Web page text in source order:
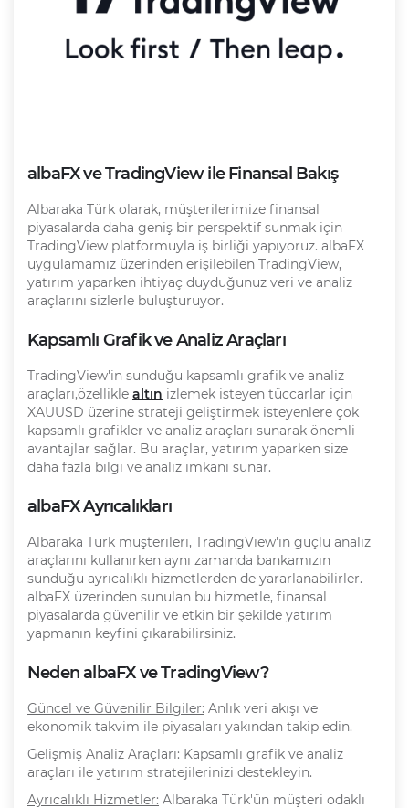
albaFX ve TradingView ile Finansal Bakış
Albaraka Türk olarak, müşterilerimize finansal
piyasalarda daha geniş bir perspektif sunmak için
TradingView platformuyla iş birliği yapıyoruz. albaFX
uygulamamız üzerinden erişilebilen TradingView,
yatırım yaparken ihtiyaç duyduğunuz veri ve analiz
araçlarını sizlerle buluşturuyor.
Kapsamlı Grafik ve Analiz Araçları
TradingView'in sunduğu kapsamlı grafik ve analiz
araçları,özellikle altın izlemek isteyen tüccarlar için
XAUUSD üzerine strateji geliştirmek isteyenlere çok
kapsamlı grafikler ve analiz araçları sunarak önemli
avantajlar sağlar. Bu araçlar, yatırım yaparken size
daha fazla bilgi ve analiz imkanı sunar.
albaFX Ayrıcalıkları
Albaraka Türk müşterileri, TradingView'in güçlü analiz
araçlarını kullanırken aynı zamanda bankamızın
sunduğu ayrıcalıklı hizmetlerden de yararlanabilirler.
albaFX üzerinden sunulan bu hizmetle, finansal
piyasalarda güvenilir ve etkin bir şekilde yatırım
yapmanın keyfini çıkarabilirsiniz.
Neden albaFX ve TradingView?
Güncel ve Güvenilir Bilgiler: Anlık veri akışı ve
ekonomik takvim ile piyasaları yakından takip edin.
Gelişmiş Analiz Araçları: Kapsamlı grafik ve analiz
araçları ile yatırım stratejilerinizi destekleyin.
Ayrıcalıklı Hizmetler: Albaraka Türk'ün müşteri odaklı